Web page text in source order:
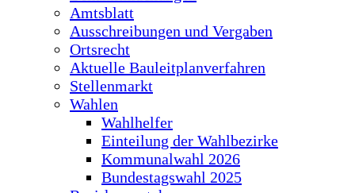
Amtsblatt
Ausschreibungen und Vergaben
Ortsrecht
Aktuelle Bauleitplanverfahren
Stellenmarkt
Wahlen
Wahlhelfer
Einteilung der Wahlbezirke
Kommunalwahl 2026
Bundestagswahl 2025